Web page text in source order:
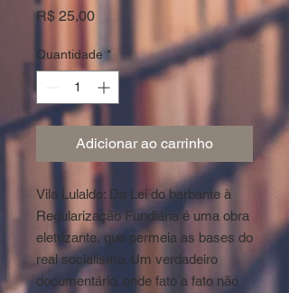
R$ 25,00Preço
Quantidade *
Adicionar ao carrinho
Vila Lulaldo: Da Lei do barbante à
Regularização Fundiária é uma obra
eletrizante, que permeia as bases do
real socialismo. Um verdadeiro
documentário, onde fato a fato não